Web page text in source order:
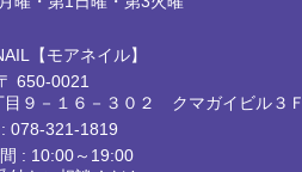
【モアネイル】
650-0021
９－１６－３０２ クマガイビル３Ｆ
078-321-1819
: 10:00～19:00